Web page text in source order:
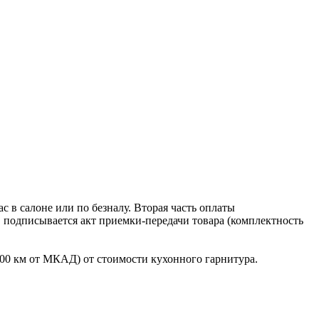
салоне или по безналу. Вторая часть оплаты
акт приемки-передачи товара (комплектность
км от МКАД) от стоимости кухонного гарнитура.